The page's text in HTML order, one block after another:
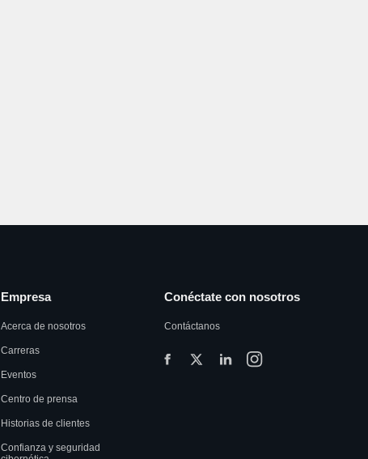
Empresa
Acerca de nosotros
Carreras
Eventos
Centro de prensa
Historias de clientes
Confianza y seguridad
Conéctate con nosotros
Contáctanos